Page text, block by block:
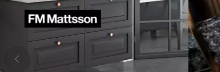
ovat UV-
alumiinisin
(0)
772 SEK /
Tilattavissa
Määrä